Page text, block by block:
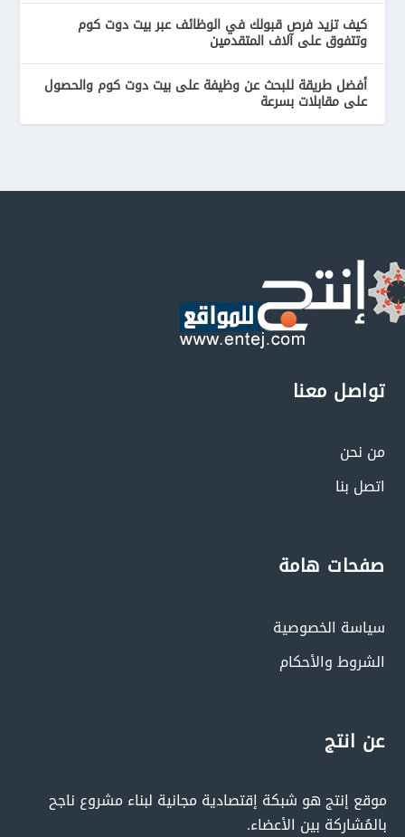
كيف تزيد فرص قبولك في الوظائف عبر بيت دوت كوم
وتتفوق على آلاف المتقدمين
أفضل طريقة للبحث عن وظيفة على بيت دوت كوم والحصول
على مقابلات بسرعة
تواصل معنا
من نحن
اتصل بنا
صفحات هامة
سياسة الخصوصية
الشروط والأحكام
عن انتج
موقع إنتج هو شبكة إقتصادية مجانية لبناء مشروع ناجح
بالمُشاركة بين الأعضاء.